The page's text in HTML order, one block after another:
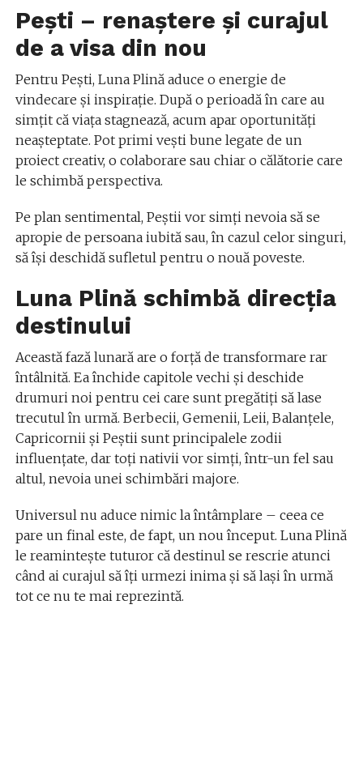
Pești – renaștere și curajul
de a visa din nou
Pentru Pești, Luna Plină aduce o energie de
vindecare și inspirație. După o perioadă în care au
simțit că viața stagnează, acum apar oportunități
neașteptate. Pot primi vești bune legate de un
proiect creativ, o colaborare sau chiar o călătorie care
le schimbă perspectiva.
Pe plan sentimental, Peștii vor simți nevoia să se
apropie de persoana iubită sau, în cazul celor singuri,
să își deschidă sufletul pentru o nouă poveste.
Luna Plină schimbă direcția
destinului
Această fază lunară are o forță de transformare rar
întâlnită. Ea închide capitole vechi și deschide
drumuri noi pentru cei care sunt pregătiți să lase
trecutul în urmă. Berbecii, Gemenii, Leii, Balanțele,
Capricornii și Peștii sunt principalele zodii
influențate, dar toți nativii vor simți, într-un fel sau
altul, nevoia unei schimbări majore.
Universul nu aduce nimic la întâmplare – ceea ce
pare un final este, de fapt, un nou început. Luna Plină
le reamintește tuturor că destinul se rescrie atunci
când ai curajul să îți urmezi inima și să lași în urmă
tot ce nu te mai reprezintă.